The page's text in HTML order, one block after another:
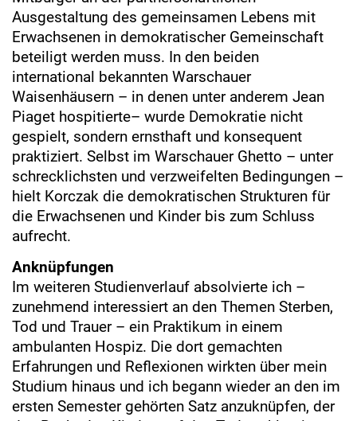
Ausgestaltung des gemeinsamen Lebens mit
Erwachsenen in demokratischer Gemeinschaft
beteiligt werden muss. In den beiden
international bekannten Warschauer
Waisenhäusern – in denen unter anderem Jean
Piaget hospitierte– wurde Demokratie nicht
gespielt, sondern ernsthaft und konsequent
praktiziert. Selbst im Warschauer Ghetto – unter
schrecklichsten und verzweifelten Bedingungen –
hielt Korczak die demokratischen Strukturen für
die Erwachsenen und Kinder bis zum Schluss
aufrecht.
Anknüpfungen
Im weiteren Studienverlauf absolvierte ich –
zunehmend interessiert an den Themen Sterben,
Tod und Trauer – ein Praktikum in einem
ambulanten Hospiz. Die dort gemachten
Erfahrungen und Reflexionen wirkten über mein
Studium hinaus und ich begann wieder an den im
ersten Semester gehörten Satz anzuknüpfen, der